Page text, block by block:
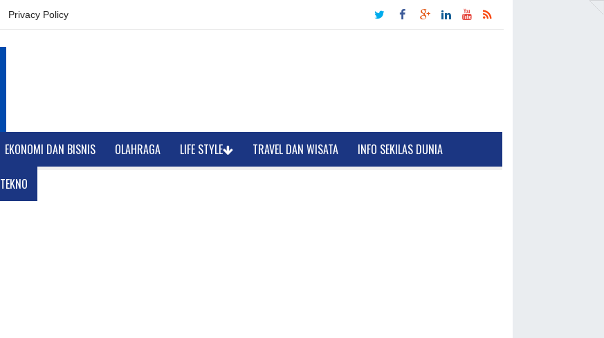
Privacy Policy
EKONOMI DAN BISNIS OLAHRAGA LIFE STYLE TRAVEL DAN WISATA INFO SEKILAS DUNIA
TEKNO